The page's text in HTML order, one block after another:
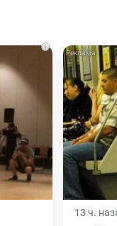
i
13 ч.